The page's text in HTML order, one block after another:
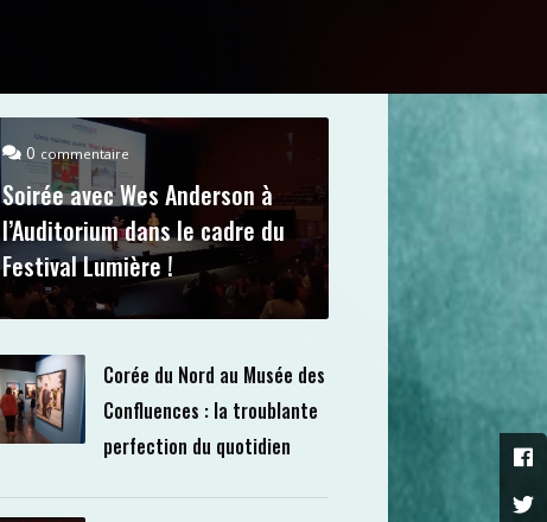
0 commentaire
Soirée avec Wes Anderson à
l’Auditorium dans le cadre du
Festival Lumière !
Corée du Nord au Musée des
Confluences : la troublante
perfection du quotidien